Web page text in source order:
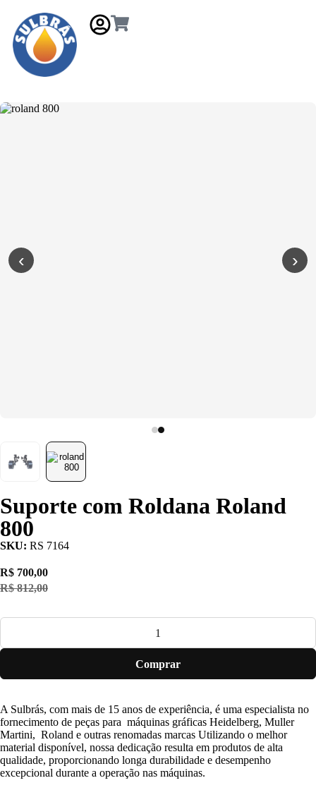
‹ ›
Suporte com Roldana Roland
800
SKU: RS 7164
R$ 700,00
R$ 812,00
Comprar
A Sulbrás, com mais de 15 anos de experiência, é uma especialista no
fornecimento de peças para máquinas gráficas Heidelberg, Muller
Martini, Roland e outras renomadas marcas Utilizando o melhor
material disponível, nossa dedicação resulta em produtos de alta
qualidade, proporcionando longa durabilidade e desempenho
excepcional durante a operação nas máquinas.
Injeção de Plástico